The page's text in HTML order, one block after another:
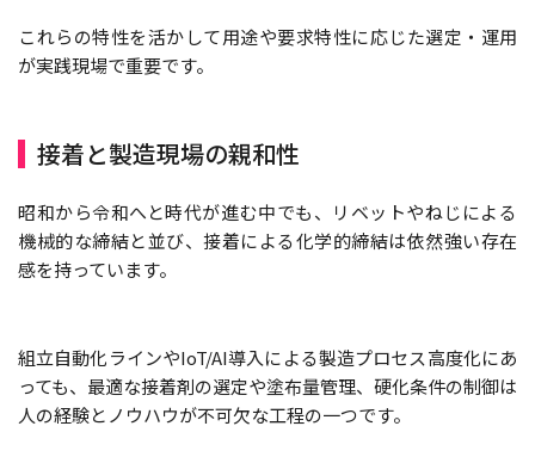
これらの特性を活かして用途や要求特性に応じた選定・運用
が実践現場で重要です。
接着と製造現場の親和性
昭和から令和へと時代が進む中でも、リベットやねじによる
機械的な締結と並び、接着による化学的締結は依然強い存在
感を持っています。
組立自動化ラインやIoT/AI導入による製造プロセス高度化にあ
っても、最適な接着剤の選定や塗布量管理、硬化条件の制御は
人の経験とノウハウが不可欠な工程の一つです。